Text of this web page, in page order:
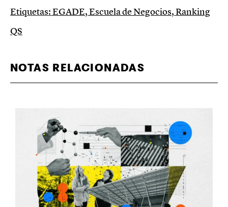
Etiquetas:EGADE,Escuela de Negocios,Ranking
QS
NOTAS RELACIONADAS